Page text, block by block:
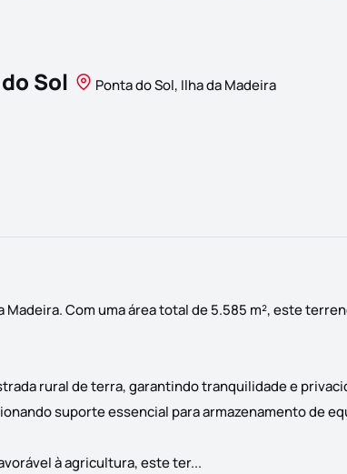
Sol Ponta do Sol, Ilha da Madeira
Madeira. Com uma área total de 5.585 m², este
rural de terra, garantindo tranquilidade e
suporte essencial para armazenamento de
à agricultura, este ter... Canhas, Ponta do